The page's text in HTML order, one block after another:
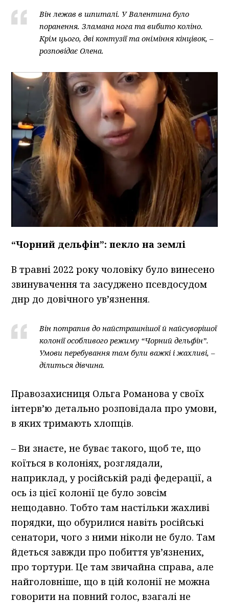
Він лежав в шпиталі. У Валентина було
поранення. Зламана нога та вибито коліно.
Крім цього, дві контузії та оніміння кінцівок, –
розповідає Олена.
“Чорний дельфін”: пекло на землі
В травні 2022 року чоловіку було винесено
звинувачення та засуджено псевдосудом
днр до довічного ув’язнення.
Він потрапив до найстрашнішої й найсуворішої
колонії особливого режиму “Чорний дельфін”.
Умови перебування там були важкі і жахливі, –
ділиться дівчина.
Правозахисниця Ольга Романова у своїх
інтерв’ю детально розповідала про умови,
в яких тримають хлопців.
– Ви знаєте, не буває такого, щоб те, що
коїться в колоніях, розглядали,
наприклад, у російській раді федерації, а
ось із цієї колонії це було зовсім
нещодавно. Тобто там настільки жахливі
порядки, що обурилися навіть російські
сенатори, чого з ними ніколи не було. Там
йдеться завжди про побиття ув’язнених,
про тортури. Це там звичайна справа, але
найголовніше, що в цій колонії не можна
говорити на повний голос, взагалі не